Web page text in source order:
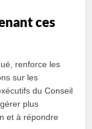
ces
renforce les
sur les
du Conseil
plus
et à répondre